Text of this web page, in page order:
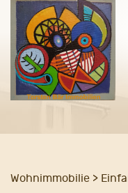
Wohnimmobilie >